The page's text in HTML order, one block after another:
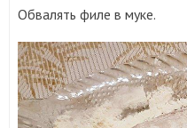
Обвалять филе в муке.